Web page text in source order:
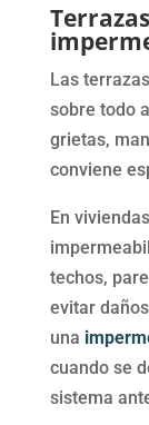
Las
sobre todo
grietas,
conviene
En
techos,
evitar
una
cuando se
sistema